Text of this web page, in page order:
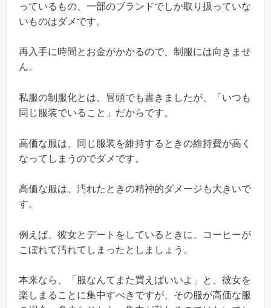
っているもの、一部のブランドでしか取り扱っていな
いものはダメです。
再入手に時間とお金がかかるので、制服には向きませ
ん。
私服の制服化とは、冒頭でも書きましたが、「いつも
同じ服装でいること」だからです。
高価な服は、同じ服装を維持するときの維持費が高く
なってしまうのでダメです。
高価な服は、汚れたときの精神的ダメージも大きいで
す。
例えば、彼女とデートをしているときに、コーヒーが
こぼれて汚れてしまったとしましょう。
本来なら、「服なんてまた買えばいいよ」と、彼女を
楽しまることに集中すべきですが、その服が高価な服